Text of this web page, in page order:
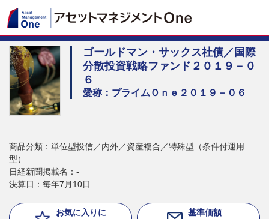
ゴールドマン・サックス社債／国際
分散投資戦略ファンド２０１９－０
６
愛称：プライムＯｎｅ２０１９－０６
商品分類：単位型投信／内外／資産複合／特殊型（条件付運用
型）
日経新聞掲載名：-
決算日：毎年7月10日
お気に入りに
基準価額